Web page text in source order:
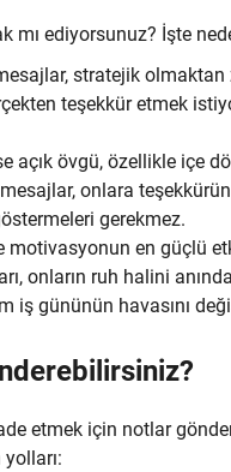
mı ediyorsunuz? İşte
stratejik
teşekkür etmek
açık övgü, özellikle içe
onlara
gerekmez.
motivasyonun en güçlü
onların ruh halini
iş gününün havasını
etmek için notlar